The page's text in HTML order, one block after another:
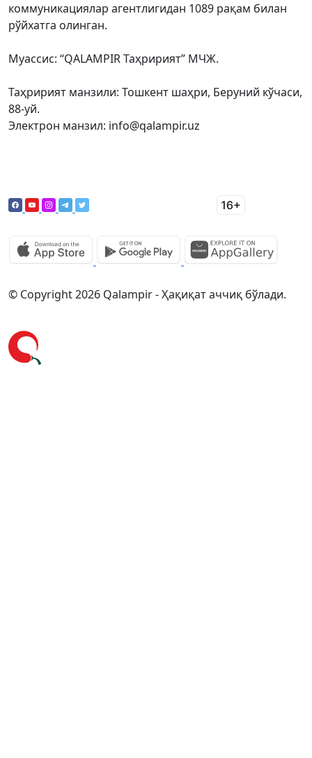
коммуникациялар агентлигидан 1089 рақам билан
рўйхатга олинган.
Муассис: “QALAMPIR Таҳририят” МЧЖ.
Таҳририят манзили: Тошкент шаҳри, Беруний кўчаси,
88-уй.
Электрон манзил: info@qalampir.uz
© Copyright 2026 Qalampir - Ҳақиқат аччиқ бўлади.